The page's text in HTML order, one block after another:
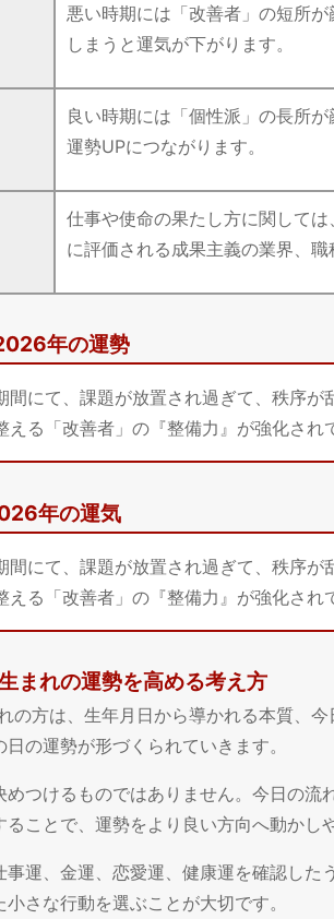
悪い時期には「改善者」の短所
しまうと運気が下がります。
良い時期には「個性派」の長所
運勢UPにつながります。
仕事や使命の果たし方に関して
に評価される成果主義の業界、
年の運勢
間にて、課題が放置され過ぎて、秩序
える「改善者」の『整備力』が強化され
年の運気
間にて、課題が放置され過ぎて、秩序
える「改善者」の『整備力』が強化され
まれの運勢を高める考え方
の方は、生年月日から導かれる本質、
の運勢が形づくられていきます。
めつけるものではありません。今日の
ことで、運勢をより良い方向へ動かし
事運、金運、恋愛運、健康運を確認し
さな行動を選ぶことが大切です。